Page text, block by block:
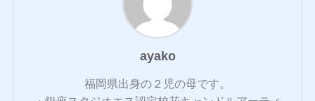
ayako
福岡県出身の２児の母です。